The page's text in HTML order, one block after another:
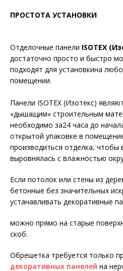
ПРОСТОТА УСТАНОВКИ
Отделочные панели ISOTEX
достаточно просто и быстро
подходят для установкина
помещении.
Панели ISOTEX (Изотекс)
«дышащим» строительным
необходимо за24 часа до
открытой упаковке в
производиться отделка, чтобы
выровнялась с влажностью
Если потолок или стены из
бетонные без значительных
устанавливать декоративные
можно прямо на старые
скоб.
Обрешетка требуется только
декоративных панелей на